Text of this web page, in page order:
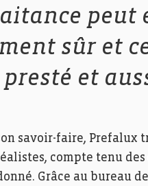
peut
sûr et
et
savoir-faire, Prefalux
compte tenu
Grâce au bureau